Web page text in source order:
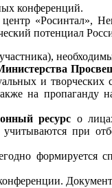
конференций.
«Росинтал»,
потенциал
и творческих
на
ресурс о
при
формируется